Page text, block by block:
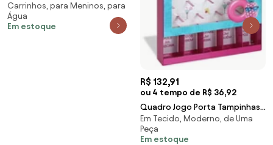
2,20x1,00 Scala 1:2 MP4/4 SN 88
G53 - Gran Belo
Carrinhos, para Meninos, para
Água
Em estoque
R$ 132,91
ou 4 tempo de R$ 36,92
Quadro Jogo Porta Tampinhas
Tropical
Em Tecido, Moderno, de Uma
Peça
Em estoque